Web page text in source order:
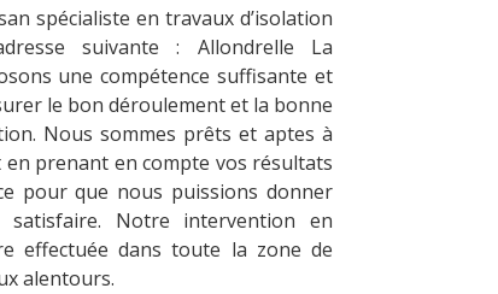
spécialiste en travaux d’isolation
suivante : Allondrelle La
une compétence suffisante et
le bon déroulement et la bonne
Nous sommes prêts et aptes à
prenant en compte vos résultats
pour que nous puissions donner
Notre intervention en
effectuée dans toute la zone de
alentours.